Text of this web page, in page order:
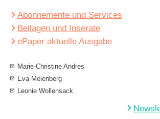
Abonnemente und Services
Beilagen und Inserate
ePaper aktuelle Ausgabe
Marie-Christine Andres
Eva Meienberg
Leonie Wollensack